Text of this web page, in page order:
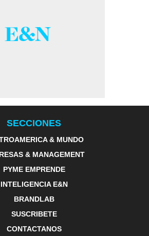
SECCIONES
& MUNDO
& MANAGEMENT
PYME EMPRENDE
INTELIGENCIA E&N
BRANDLAB
SUSCRIBETE
CONTACTANOS